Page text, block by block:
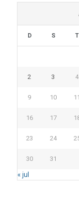
D S T
2 3 4
9 10 11
16 17
23 24
30 31
« jul